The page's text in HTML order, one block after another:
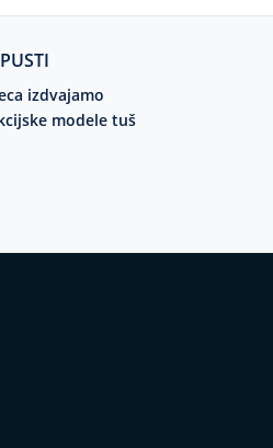
izdvajamo
modele tuš